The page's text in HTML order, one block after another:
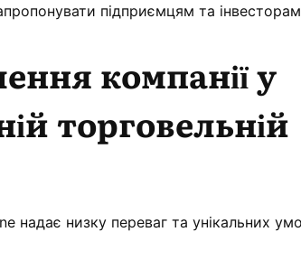
підприємцям та
компанії у
торговельній
надає низку переваг та унікальних